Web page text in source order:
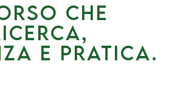
che
e pratica.